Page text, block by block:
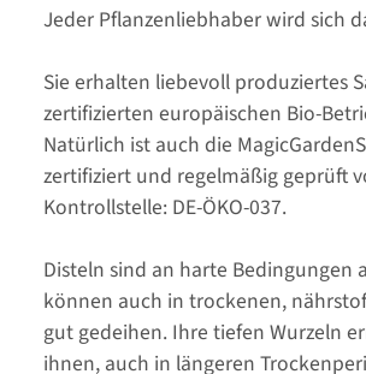
Jeder Pflanzenliebhaber wird sich
Sie erhalten liebevoll produziertes
zertifizierten europäischen Bio-
Natürlich ist auch die
zertifiziert und regelmäßig geprüft
Kontrollstelle: DE-ÖKO-037.
Disteln sind an harte Bedingungen
können auch in trockenen,
gut gedeihen. Ihre tiefen Wurzeln
ihnen, auch in längeren